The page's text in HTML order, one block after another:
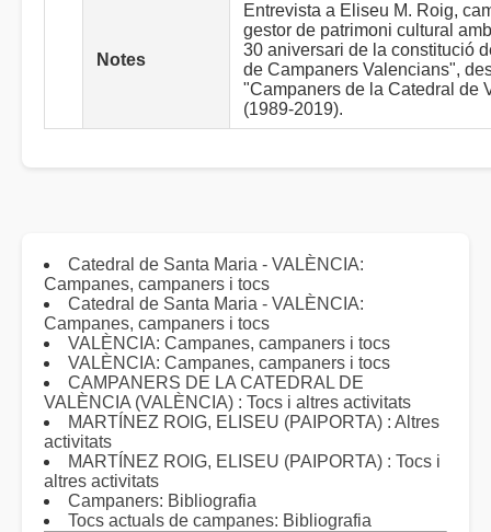
Notes
Entrevista a Eliseu M. Roig,
gestor de patrimoni cultural
30 aniversari de la constitució
de Campaners Valencians",
"Campaners de la Catedral de
(1989-2019).
Catedral de Santa Maria - VALÈNCIA:
Campanes, campaners i tocs
Catedral de Santa Maria - VALÈNCIA:
Campanes, campaners i tocs
VALÈNCIA: Campanes, campaners i tocs
VALÈNCIA: Campanes, campaners i tocs
CAMPANERS DE LA CATEDRAL DE
VALÈNCIA (VALÈNCIA) : Tocs i altres activitats
MARTÍNEZ ROIG, ELISEU (PAIPORTA) : Altres
activitats
MARTÍNEZ ROIG, ELISEU (PAIPORTA) : Tocs i
altres activitats
Campaners: Bibliografia
Tocs actuals de campanes: Bibliografia